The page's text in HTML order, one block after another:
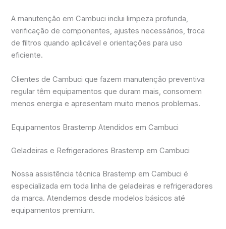
A manutenção em Cambuci inclui limpeza profunda,
verificação de componentes, ajustes necessários, troca
de filtros quando aplicável e orientações para uso
eficiente.
Clientes de Cambuci que fazem manutenção preventiva
regular têm equipamentos que duram mais, consomem
menos energia e apresentam muito menos problemas.
Equipamentos Brastemp Atendidos em Cambuci
Geladeiras e Refrigeradores Brastemp em Cambuci
Nossa assistência técnica Brastemp em Cambuci é
especializada em toda linha de geladeiras e refrigeradores
da marca. Atendemos desde modelos básicos até
equipamentos premium.